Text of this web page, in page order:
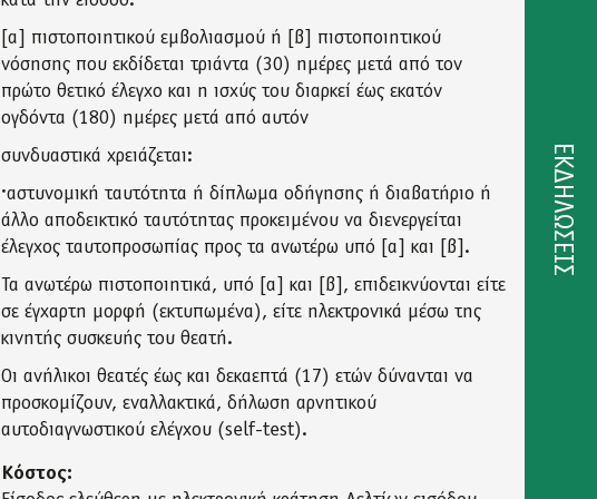
ΕΚΔΗΛΩΣΕΙΣ
[α] πιστοποιητικού εμβολιασμού ή [β] πιστοποιητικού
νόσησης που εκδίδεται τριάντα (30) ημέρες μετά από τον
πρώτο θετικό έλεγχο και η ισχύς του διαρκεί έως εκατόν
ογδόντα (180) ημέρες μετά από αυτόν
συνδυαστικά χρειάζεται:
·αστυνομική ταυτότητα ή δίπλωμα οδήγησης ή διαβατήριο ή
άλλο αποδεικτικό ταυτότητας προκειμένου να διενεργείται
έλεγχος ταυτοπροσωπίας προς τα ανωτέρω υπό [α] και [β].
Τα ανωτέρω πιστοποιητικά, υπό [α] και [β], επιδεικνύονται είτε
σε έγχαρτη μορφή (εκτυπωμένα), είτε ηλεκτρονικά μέσω της
κινητής συσκευής του θεατή.
Οι ανήλικοι θεατές έως και δεκαεπτά (17) ετών δύνανται να
προσκομίζουν, εναλλακτικά, δήλωση αρνητικού
αυτοδιαγνωστικού ελέγχου (self-test).
Κόστος: